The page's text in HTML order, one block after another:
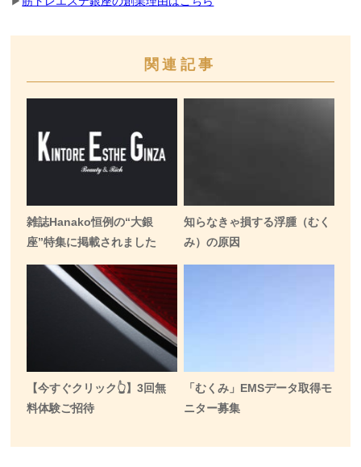
関連記事
雑誌Hanako恒例の“大銀
座”特集に掲載されました
知らなきゃ損する浮腫（むく
み）の原因
【今すぐクリック👆】3回無
料体験ご招待
「むくみ」EMSデータ取得モ
ニター募集